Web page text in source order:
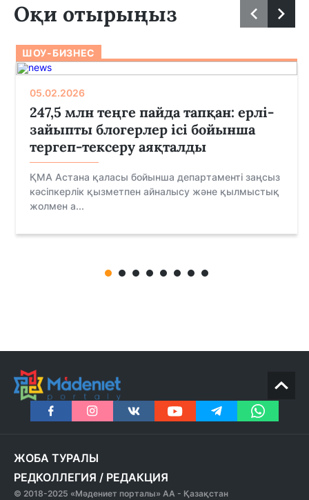
Оқи отырыңыз
ШОУ-БИЗНЕС
05.02.2026
247,5 млн теңге пайда тапқан: ерлі-
зайыпты блогерлер ісі бойынша
тергеп-тексеру аяқталды
ҚМА Астана қаласы бойынша департаменті заңсыз
кәсіпкерлік қызметпен айналысу және қылмыстық
жолмен а...
ЖОБА ТУРАЛЫ
РЕДКОЛЛЕГИЯ / РЕДАКЦИЯ
© 2018-2025 «Мәдениет порталы» АА - Қазақстан